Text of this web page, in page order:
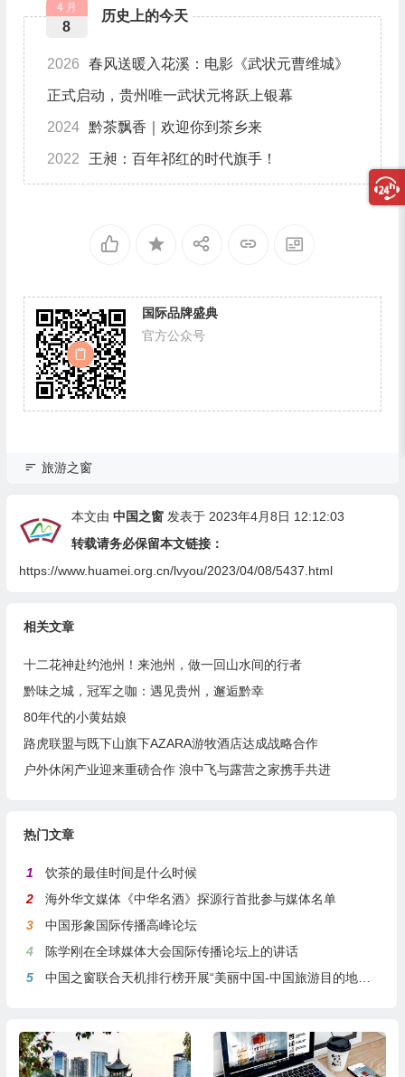
历史上的今天
4 月
8
2026 春风送暖入花溪：电影《武状元曹维城》
正式启动，贵州唯一武状元将跃上银幕
2024 黔茶飘香｜欢迎你到茶乡来
2022 王昶：百年祁红的时代旗手！
国际品牌盛典
官方公众号
旅游之窗
本文由 中国之窗发表于 2023年4月8日 12:12:03
转载请务必保留本文链接：
https://www.huamei.org.cn/lvyou/2023/04/08/5437.html
相关文章
十二花神赴约池州！来池州，做一回山水间的行者
黔味之城，冠军之咖：遇见贵州，邂逅黔幸
80年代的小黄姑娘
路虎联盟与既下山旗下AZARA游牧酒店达成战略合作
户外休闲产业迎来重磅合作 浪中飞与露营之家携手共进
热门文章
1
饮茶的最佳时间是什么时候
2
海外华文媒体《中华名酒》探源行首批参与媒体名单
3
中国形象国际传播高峰论坛
4
陈学刚在全球媒体大会国际传播论坛上的讲话
5
中国之窗联合天机排行榜开展“美丽中国-中国旅游目的地全球推介行动”